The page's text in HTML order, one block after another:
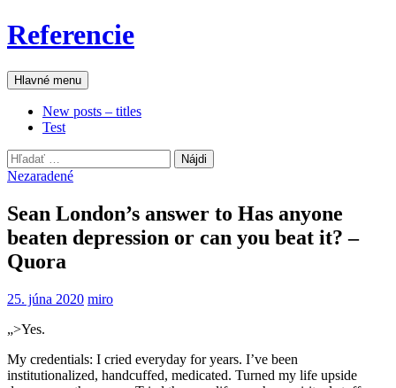
Preskočiť
na
Referencie
Hľadať
Hlavné menu
New posts – titles
Test
Hľadať:
Nezaradené
Sean London’s answer to Has anyone
beaten depression or can you beat it? –
Quora
25. júna 2020 miro
„>Yes.
My credentials: I cried everyday for years. I’ve been
institutionalized, handcuffed, medicated. Turned my life upside